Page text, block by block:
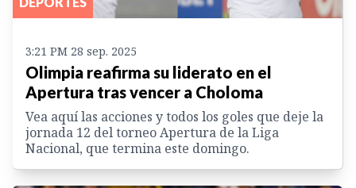
3:21 PM 28 sep. 2025
Olimpia reafirma su liderato en el
Apertura tras vencer a Choloma
Vea aquí las acciones y todos los goles que deje la
jornada 12 del torneo Apertura de la Liga
Nacional, que termina este domingo.